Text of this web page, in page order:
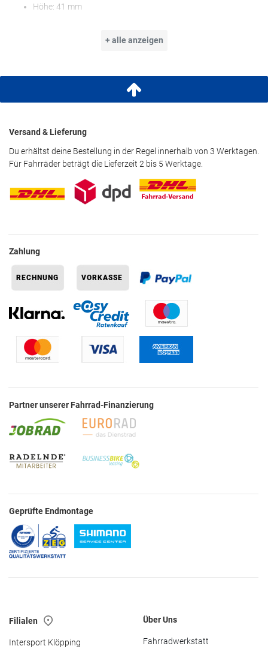
Höhe: 41 mm
+ alle anzeigen
Versand & Lieferung
Du erhältst deine Bestellung in der Regel innerhalb von 3 Werktagen.
Für Fahrräder beträgt die Lieferzeit 2 bis 5 Werktage.
Zahlung
Partner unserer Fahrrad-Finanzierung
Geprüfte Endmontage
Filialen
Intersport Klöpping
Über Uns
Fahrradwerkstatt